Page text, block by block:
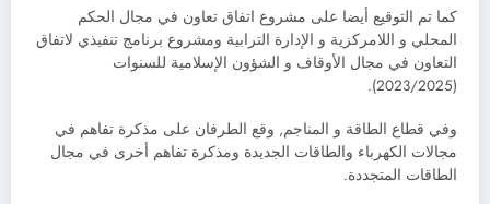
كما تم التوقيع أيضا على مشروع اتفاق تعاون في مجال الحكم
المحلي و اللامركزية و الإدارة الترابية ومشروع برنامج تنفيذي لاتفاق
التعاون في مجال الأوقاف و الشؤون الإسلامية للسنوات
(2023/2025).
وفي قطاع الطاقة و المناجم, وقع الطرفان على مذكرة تفاهم في
مجالات الكهرباء والطاقات الجديدة ومذكرة تفاهم أخرى في مجال
الطاقات المتجددة.